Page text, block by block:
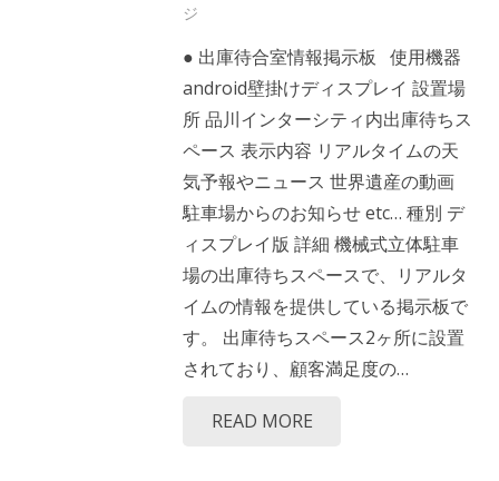
ジ
● 出庫待合室情報掲示板 使用機器
android壁掛けディスプレイ 設置場
所 品川インターシティ内出庫待ちス
ペース 表示内容 リアルタイムの天
気予報やニュース 世界遺産の動画
駐車場からのお知らせ etc… 種別 デ
ィスプレイ版 詳細 機械式立体駐車
場の出庫待ちスペースで、リアルタ
イムの情報を提供している掲示板で
す。 出庫待ちスペース2ヶ所に設置
されており、顧客満足度の…
READ MORE